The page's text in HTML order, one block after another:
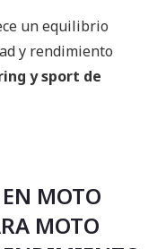
un equilibrio
y rendimiento
y sport de
MOTO
MOTO